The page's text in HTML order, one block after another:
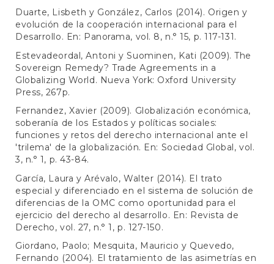
Duarte, Lisbeth y González, Carlos (2014). Origen y
evolución de la cooperación internacional para el
Desarrollo. En: Panorama, vol. 8, n.° 15, p. 117-131.
Estevadeordal, Antoni y Suominen, Kati (2009). The
Sovereign Remedy? Trade Agreements in a
Globalizing World. Nueva York: Oxford University
Press, 267p.
Fernandez, Xavier (2009). Globalización económica,
soberanía de los Estados y políticas sociales:
funciones y retos del derecho internacional ante el
'trilema' de la globalización. En: Sociedad Global, vol.
3, n.° 1, p. 43-84.
García, Laura y Arévalo, Walter (2014). El trato
especial y diferenciado en el sistema de solución de
diferencias de la OMC como oportunidad para el
ejercicio del derecho al desarrollo. En: Revista de
Derecho, vol. 27, n.° 1, p. 127-150.
Giordano, Paolo; Mesquita, Mauricio y Quevedo,
Fernando (2004). El tratamiento de las asimetrías en